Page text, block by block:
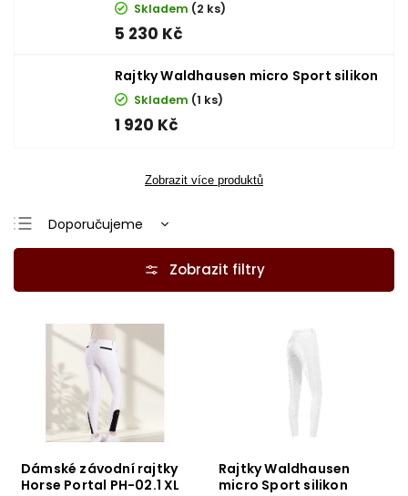
Skladem (2 ks)
5 230 Kč
Rajtky Waldhausen micro Sport silikon
Skladem (1 ks)
1 920 Kč
Zobrazit více produktů
Doporučujeme
Nejlevnější
Abecedně
Dámské závodní rajtky
Horse Portal PH-02.1 XL
Rajtky Waldhausen
micro Sport silikon